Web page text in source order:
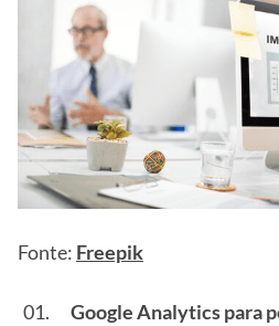
Fonte: Freepik
Google Analytics para